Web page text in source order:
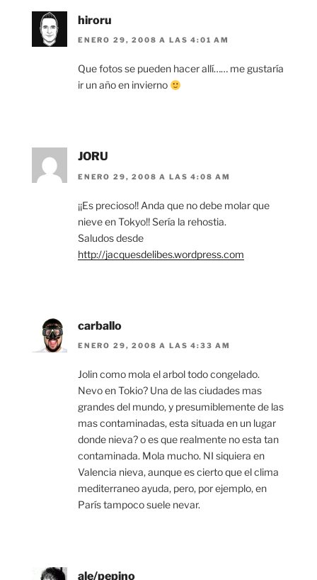
hiroru
ENERO 29, 2008 A LAS 4:01 AM
Que fotos se pueden hacer allí…… me gustaría
ir un año en invierno
JORU
ENERO 29, 2008 A LAS 4:08 AM
¡¡Es precioso!! Anda que no debe molar que
nieve en Tokyo!! Sería la rehostia.
Saludos desde
http://jacquesdelibes.wordpress.com
carballo
ENERO 29, 2008 A LAS 4:33 AM
Jolin como mola el arbol todo congelado.
Nevo en Tokio? Una de las ciudades mas
grandes del mundo, y presumiblemente de las
mas contaminadas, esta situada en un lugar
donde nieva? o es que realmente no esta tan
contaminada. Mola mucho. NI siquiera en
Valencia nieva, aunque es cierto que el clima
mediterraneo ayuda, pero, por ejemplo, en
París tampoco suele nevar.
ale/pepino